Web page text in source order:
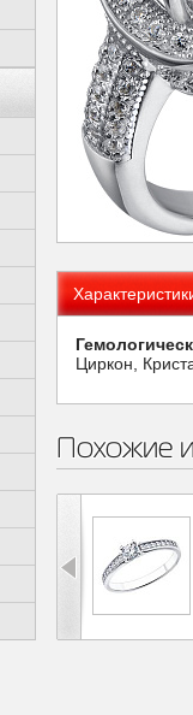
Циркон,
Похожие